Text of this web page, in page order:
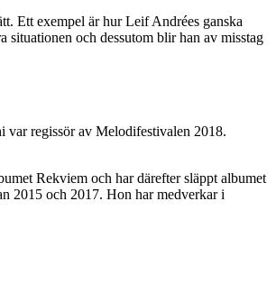
Ett exempel är hur Leif Andrées ganska
situationen och dessutom blir han av misstag
var regissör av Melodifestivalen 2018.
Rekviem och har därefter släppt albumet
2015 och 2017. Hon har medverkar i